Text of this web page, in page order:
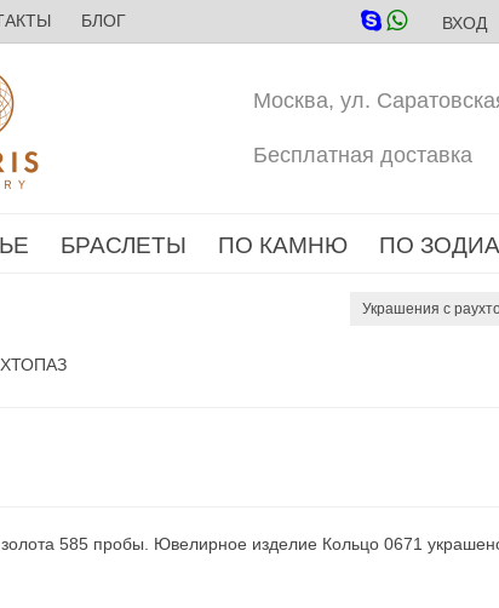
БЛОГ ВХОД
Москва, ул.
Бесплатная доставка
БРАСЛЕТЫ ПО КАМНЮ ПО
Украшения с
585 пробы. Ювелирное изделие Кольцо 0671